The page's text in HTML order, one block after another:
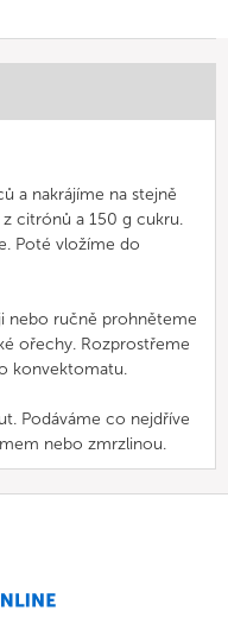
a nakrájíme na stejně
citrónů a 150 g cukru.
Poté vložíme do
nebo ručně prohněteme
ořechy. Rozprostřeme
konvektomatu.
Podáváme co nejdříve
nebo zmrzlinou.